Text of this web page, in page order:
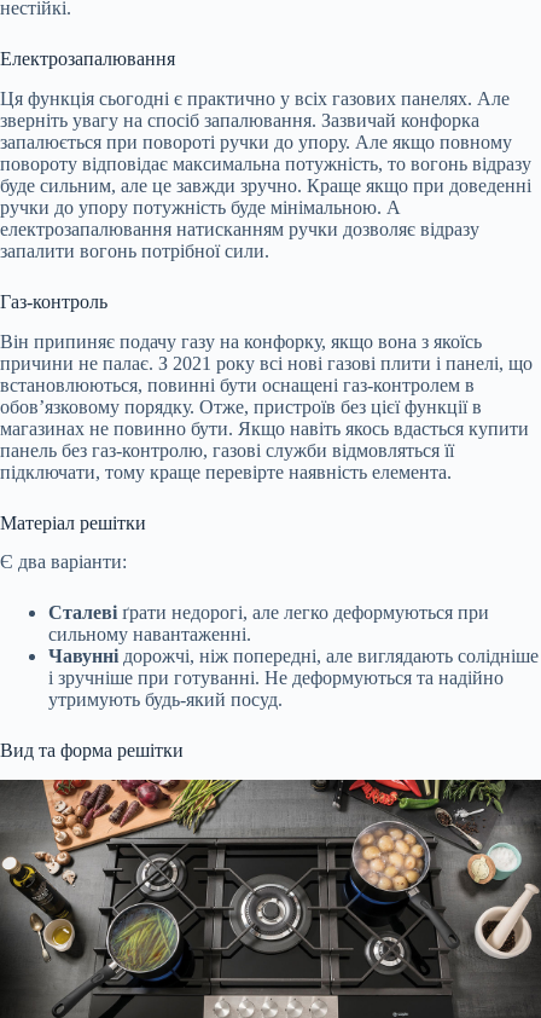
нестійкі.
Електрозапалювання
Ця функція сьогодні є практично у всіх газових панелях. Але
зверніть увагу на спосіб запалювання. Зазвичай конфорка
запалюється при повороті ручки до упору. Але якщо повному
повороту відповідає максимальна потужність, то вогонь відразу
буде сильним, але це завжди зручно. Краще якщо при доведенні
ручки до упору потужність буде мінімальною. А
електрозапалювання натисканням ручки дозволяє відразу
запалити вогонь потрібної сили.
Газ-контроль
Він припиняє подачу газу на конфорку, якщо вона з якоїсь
причини не палає. З 2021 року всі нові газові плити і панелі, що
встановлюються, повинні бути оснащені газ-контролем в
обов’язковому порядку. Отже, пристроїв без цієї функції в
магазинах не повинно бути. Якщо навіть якось вдасться купити
панель без газ-контролю, газові служби відмовляться її
підключати, тому краще перевірте наявність елемента.
Матеріал решітки
Є два варіанти:
Сталеві ґрати недорогі, але легко деформуються при
сильному навантаженні.
Чавунні дорожчі, ніж попередні, але виглядають солідніше
і зручніше при готуванні. Не деформуються та надійно
утримують будь-який посуд.
Вид та форма решітки